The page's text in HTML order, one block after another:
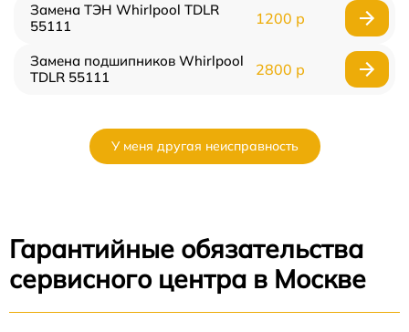
Замена ТЭН Whirlpool TDLR
55111
1200 р
Замена подшипников Whirlpool
TDLR 55111
2800 р
У меня другая неисправность
Гарантийные обязательства
сервисного центра в Москве